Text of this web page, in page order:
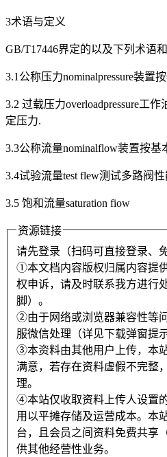
3术语与定义
GB/T17446界定的以及下列术语
3.1公称压力nominalpressure装置
3.2 过载压力overloadpressure工
定压力.
3.3公称流量nominalflow装置按
3.4试验流量test flew测试多路阀
3.5 饱和流量saturation fiow
资源链接
请先登录（扫码可直接登录、
①本文档内容版权归属内容提
权申诉，请及时联系我方进行
脚）。
②由于网络或浏览器兼容性等
服微信处理（详见下载弹窗提
③本资料由其他用户上传，本
满意，若存在资料虚假不完整
理。
④本站仅收取资料上传人设置
用以平摊存储及运营成本。本
台，且会员之间资料免费共享
供其他经营性业务。